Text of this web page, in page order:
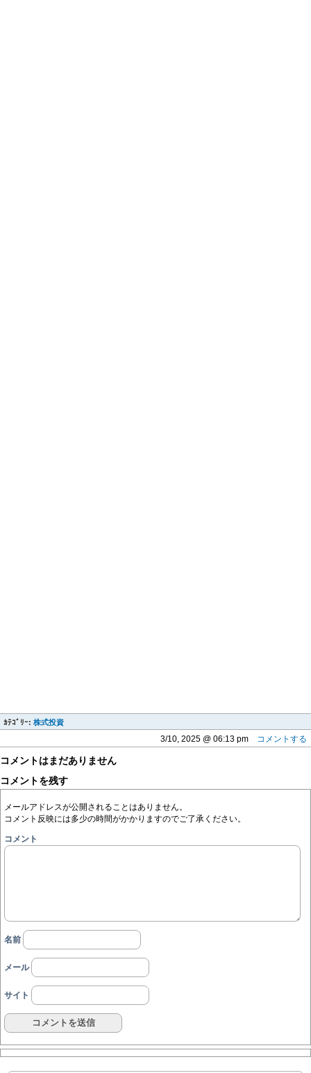
ｶﾃｺﾞﾘｰ: 株式投資
3/10, 2025 @ 06:13 pm コメントする
コメントはまだありません
コメントを残す
メールアドレスが公開されることはありません。
コメント反映には多少の時間がかかりますのでご了承ください。
コメント
名前
メール
サイト